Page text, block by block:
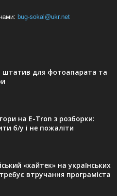
bug-sokal@ukr.net
штатив для фотоапарата та
на E-Tron з розборки:
б/у і не пожаліти
«хайтек» на українських
втручання програміста